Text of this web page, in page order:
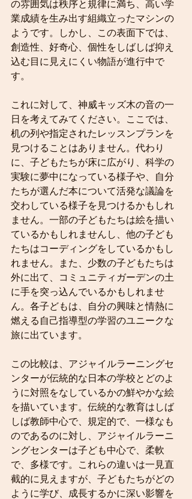
の雰囲気は秩序と規律に満ち、高い学
業成績を生み出す組織立ったマシンの
ようです。しかし、この表面下では、
創造性、好奇心、個性をしばしば抑え
込む目に見えにくい物語が進行中で
す。
これに対して、神威キッズ木の音の一
日を考えてみてください。ここでは、
机の列や指定されたレッスンプランを
見つけることはありません。代わり
に、子どもたちが床に広がり、科学の
実験に夢中になっている様子や、自分
たちが選んだ本について活発な議論を
交わしている様子を見つけるかもしれ
ません。一部の子どもたちは絵を描い
ているかもしれませんし、他の子ども
たちはコーディングをしているかもし
れません。また、少数の子どもたちは
外に出て、コミュニティガーデンの土
に手を突っ込んでいるかもしれませ
ん。各子どもは、自分の興味と情熱に
燃える自己指導型の学習のユニークな
旅に出ています。
この比較は、アジャイルラーニングセ
ンターが伝統的な日本の学校とどのよ
うに対照をなしているかの鮮やかな絵
を描いています。伝統的な教育はしば
しば教師中心で、規定的で、一様なも
のであるのに対し、アジャイルラーニ
ングセンターは子ども中心で、柔軟
で、多様です。これらの違いは一見直
截的に見えますが、子どもたちがどの
ように学び、成長するかに深い影響を